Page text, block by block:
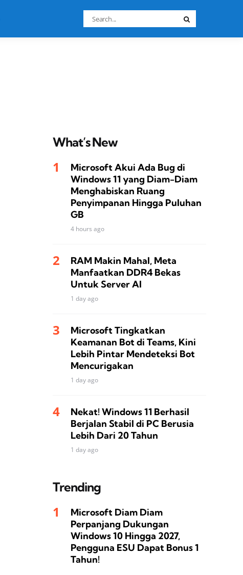
Search
for:
What’s New
Microsoft Akui Ada Bug di
Windows 11 yang Diam-Diam
Menghabiskan Ruang
Penyimpanan Hingga Puluhan
GB
4 hours ago
RAM Makin Mahal, Meta
Manfaatkan DDR4 Bekas
Untuk Server AI
1 day ago
Microsoft Tingkatkan
Keamanan Bot di Teams, Kini
Lebih Pintar Mendeteksi Bot
Mencurigakan
1 day ago
Nekat! Windows 11 Berhasil
Berjalan Stabil di PC Berusia
Lebih Dari 20 Tahun
1 day ago
Trending
Microsoft Diam Diam
Perpanjang Dukungan
Windows 10 Hingga 2027,
Pengguna ESU Dapat Bonus 1
Tahun!